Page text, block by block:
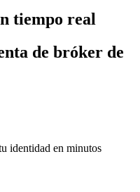
tiempo real
de bróker de
identidad en minutos